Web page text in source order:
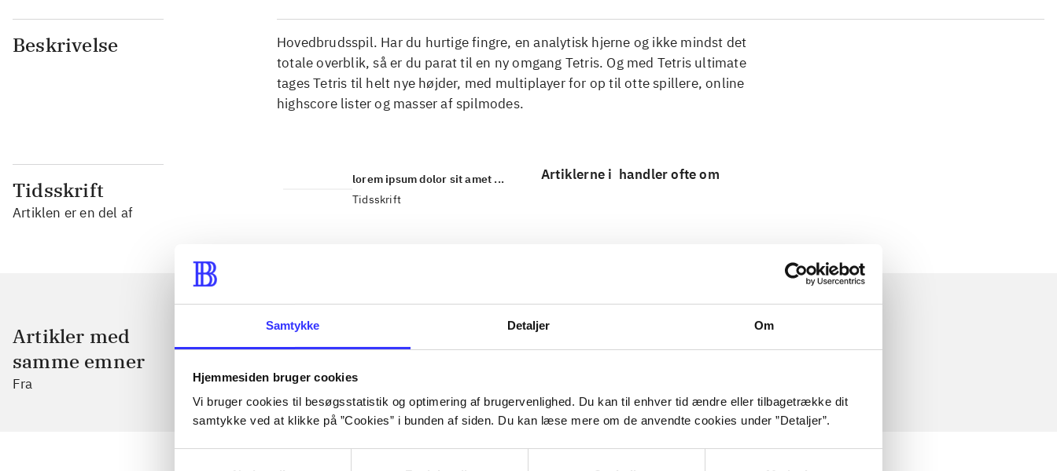
Samtykke Detaljer Om
Hjemmesiden bruger cookies
Vi bruger cookies til besøgsstatistik og optimering af brugervenlighed. Du kan til enhver tid ændre eller tilbagetrække dit
samtykke ved at klikke på ”Cookies” i bunden af siden. Du kan læse mere om de anvendte cookies under ”Detaljer”.
Beskrivelse
Hovedbrudsspil. Har du hurtige fingre, en analytisk hjerne og ikke mindst det
totale overblik, så er du parat til en ny omgang Tetris. Og med Tetris ultimate
tages Tetris til helt nye højder, med multiplayer for op til otte spillere, online
highscore lister og masser af spilmodes.
Tidsskrift
Artiklen er en del af
lorem ipsum dolor sit amet ...
Tidsskrift
Artiklerne i handler ofte om
Artikler med
samme emner
Fra